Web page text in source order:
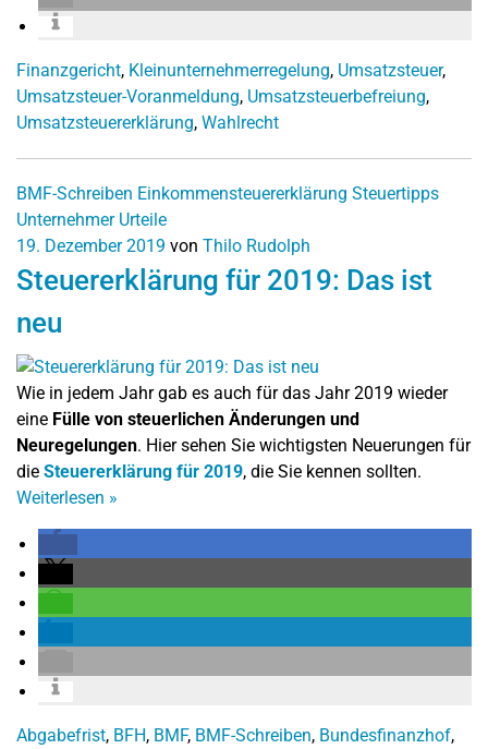
Finanzgericht, Kleinunternehmerregelung, Umsatzsteuer,
Umsatzsteuer-Voranmeldung, Umsatzsteuerbefreiung,
Umsatzsteuererklärung, Wahlrecht
BMF-Schreiben Einkommensteuererklärung Steuertipps
Unternehmer Urteile
19. Dezember 2019 von Thilo Rudolph
Steuererklärung für 2019: Das ist
neu
Wie in jedem Jahr gab es auch für das Jahr 2019 wieder
eine Fülle von steuerlichen Änderungen und
Neuregelungen. Hier sehen Sie wichtigsten Neuerungen für
die Steuererklärung für 2019, die Sie kennen sollten.
Weiterlesen »
Abgabefrist, BFH, BMF, BMF-Schreiben, Bundesfinanzhof,